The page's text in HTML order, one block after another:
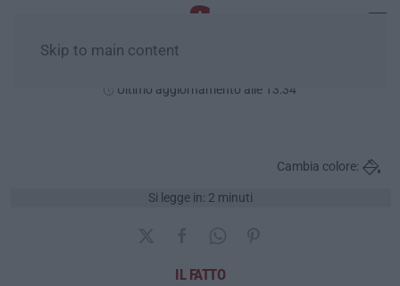
Skip to main content
Ultimo aggiornamento alle 13:34
Si legge in: 2 minuti
Cambia colore:
IL FATTO